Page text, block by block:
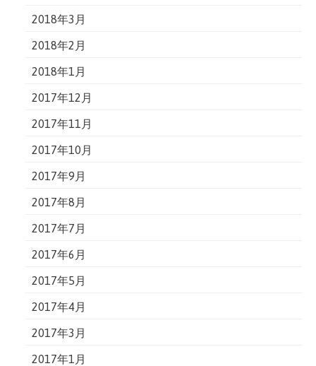
2018年3月
2018年2月
2018年1月
2017年12月
2017年11月
2017年10月
2017年9月
2017年8月
2017年7月
2017年6月
2017年5月
2017年4月
2017年3月
2017年1月